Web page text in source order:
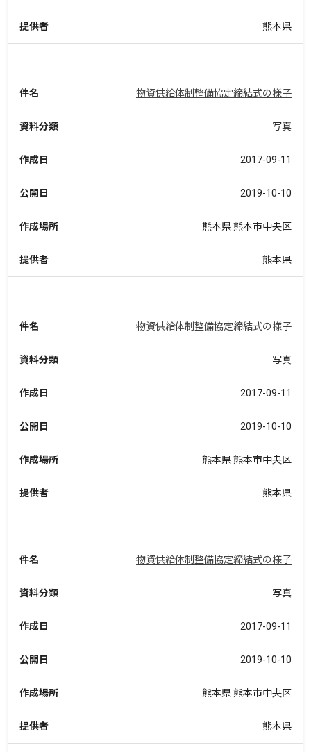
提供者 熊本県
件名 物資供給体制整備協定締結式の様子
資料分類 写真
作成日 2017-09-11
公開日 2019-10-10
作成場所 熊本県 熊本市中央区
提供者 熊本県
件名 物資供給体制整備協定締結式の様子
資料分類 写真
作成日 2017-09-11
公開日 2019-10-10
作成場所 熊本県 熊本市中央区
提供者 熊本県
件名 物資供給体制整備協定締結式の様子
資料分類 写真
作成日 2017-09-11
公開日 2019-10-10
作成場所 熊本県 熊本市中央区
提供者 熊本県